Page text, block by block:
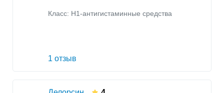
Класс: H1-антигистаминные средства
1 отзыв